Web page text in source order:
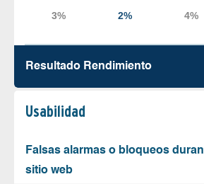
Resultado Rendimiento
Usabilidad
Falsas alarmas o bloqueos
sitio web